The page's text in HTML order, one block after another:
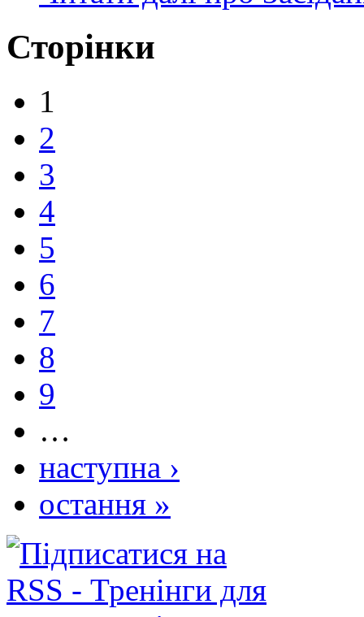
Сторінки
1
2
3
4
5
6
7
8
9
…
наступна ›
остання »